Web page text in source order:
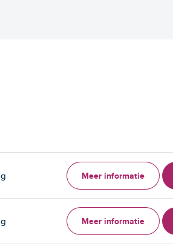
Meer informatie
Meer informatie